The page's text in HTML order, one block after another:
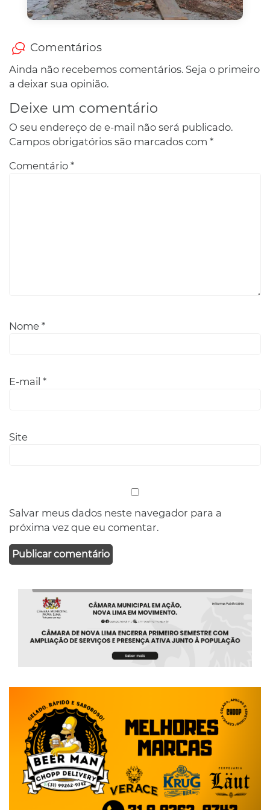
Comentários
Ainda não recebemos comentários. Seja o primeiro
a deixar sua opinião.
Deixe um comentário
O seu endereço de e-mail não será publicado.
Campos obrigatórios são marcados com *
Comentário *
Nome *
E-mail *
Site
Salvar meus dados neste navegador para a
próxima vez que eu comentar.